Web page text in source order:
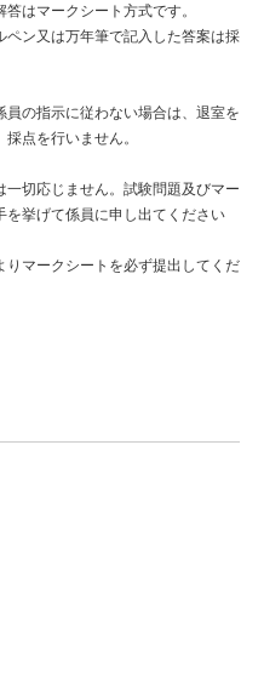
はマークシート方式です。
ン又は万年筆で記入した答案は採
員の指示に従わない場合は、退室を
点を行いません。
一切応じません。試験問題及びマー
を挙げて係員に申し出てください
りマークシートを必ず提出してくだ